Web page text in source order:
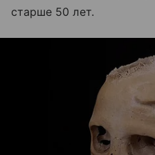
старше 50 лет.